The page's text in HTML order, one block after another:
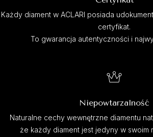
Każdy diament w ACLARI posiada
certyfikat.
To gwarancja autentyczności i
Niepowtarzalność
Naturalne cechy wewnętrzne diamentu
że każdy diament jest jedyny w swoim